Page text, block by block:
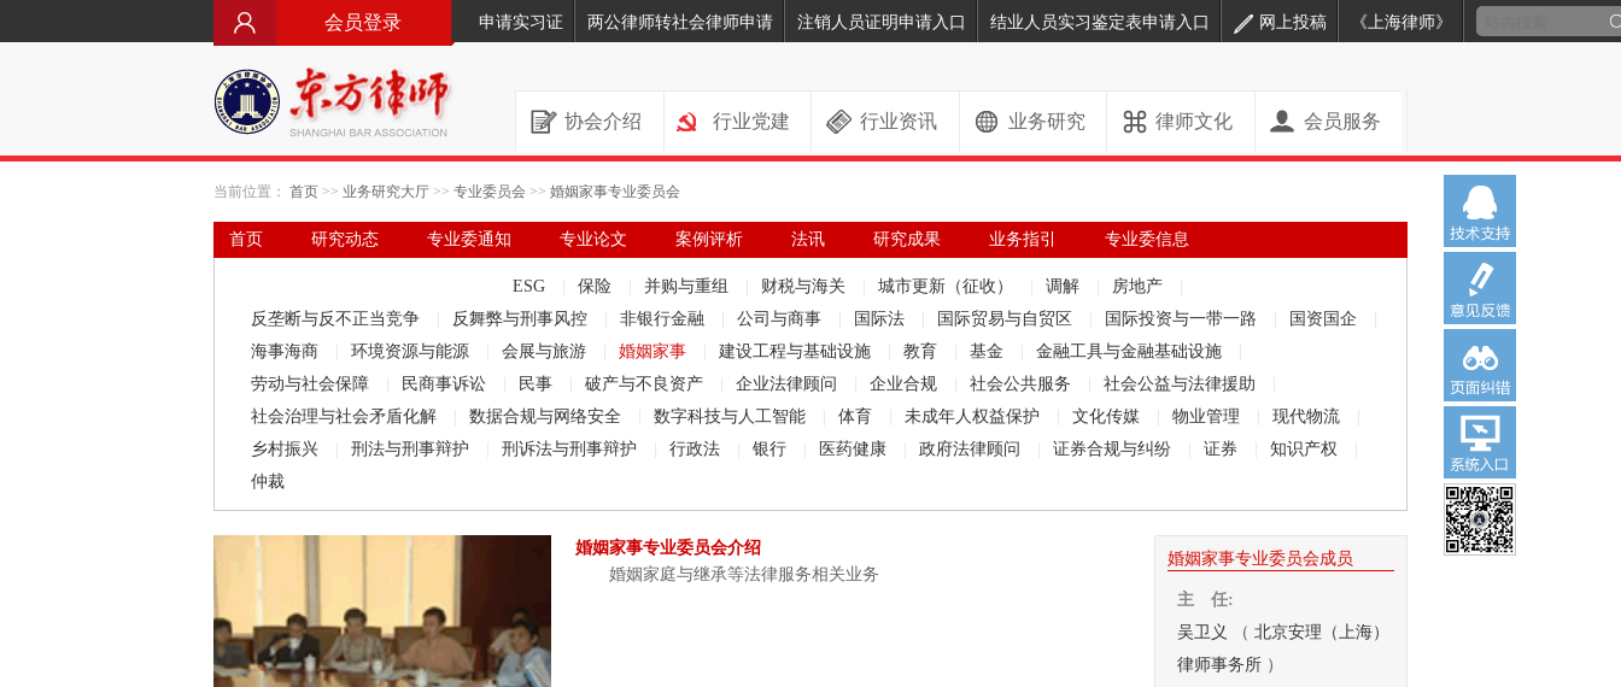
会员登录 申请实习证 两公律师转社会律师申请 注销人员证明申请入口 结业人员实习鉴定表申请入口 网上投稿 《上海律师》
协会介绍 行业党建 行业资讯 业务研究 律师文化 会员服务
当前位置： 首页 >> 业务研究大厅 >> 专业委员会 >> 婚姻家事专业委员会
首页 研究动态 专业委通知 专业论文 案例评析 法讯 研究成果 业务指引
专业委信息
ESG 保险 并购与重组 财税与海关 城市更新（征收） 调解 房地产
反垄断与反不正当竞争
反舞弊与刑事风控 非银行金融 公司与商事 国际法 国际贸易与自贸区 国际投资与一带一路 国资国企
海事海商
环境资源与能源 会展与旅游 婚姻家事 建设工程与基础设施 教育 基金 金融工具与金融基础设施
劳动与社会保障
民商事诉讼 民事 破产与不良资产 企业法律顾问 企业合规 社会公共服务 社会公益与法律援助
社会治理与社会矛盾化解
数据合规与网络安全 数字科技与人工智能 体育 未成年人权益保护 文化传媒 物业管理 现代物流
乡村振兴
刑法与刑事辩护 刑诉法与刑事辩护 行政法 银行 医药健康 政府法律顾问 证券合规与纠纷 证券 知识产权
仲裁
婚姻家事专业委员会介绍
婚姻家庭与继承等法律服务相关业务
婚姻家事专业委员会成员
主 任:
吴卫义
（ 北京安理（上海）
律师事务所 ）